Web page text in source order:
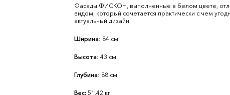
Фасады ФИСКОН, выполненные в белом цвете,
видом, который сочетается практически с чем
актуальный дизайн.
Ширина: 84 см
Высота: 43 см
Глубина: 88 см
Вес: 51,42 кг